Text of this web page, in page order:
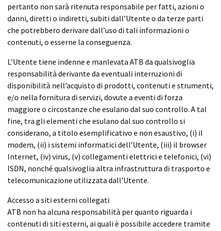
pertanto non sarà ritenuta responsabile per fatti, azioni o
danni, diretti o indiretti, subiti dall’Utente o da terze parti
che potrebbero derivare dall’uso di tali informazioni o
contenuti, o esserne la conseguenza.
L’Utente tiene indenne e manlevata ATB da qualsivoglia
responsabilità derivante da eventuali interruzioni di
disponibilità nell’acquisto di prodotti, contenuti e strumenti,
e/o nella fornitura di servizi, dovute a eventi di forza
maggiore o circostanze che esulano dal suo controllo. A tal
fine, tra gli elementi che esulano dal suo controllo si
considerano, a titolo esemplificativo e non esaustivo, (i) il
modem, (ii) i sistemi informatici dell’Utente, (iii) il browser
Internet, (iv) virus, (v) collegamenti elettrici e telefonici, (vi)
ISDN, nonché qualsivoglia altra infrastruttura di trasporto e
telecomunicazione utilizzata dall’Utente.
Accesso a siti esterni collegati
ATB non ha alcuna responsabilità per quanto riguarda i
contenuti di siti esterni, ai quali è possibile accedere tramite